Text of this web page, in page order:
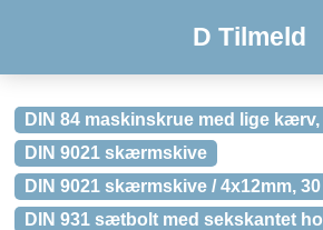
D Tilmeld
DIN 84 maskinskrue med lige
DIN 9021 skærmskive
DIN 9021 skærmskive / 4x12mm,
DIN 931 sætbolt med sekskantet